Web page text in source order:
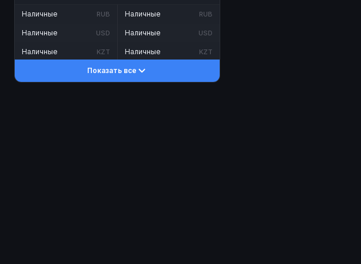
Наличные RUB
Наличные USD
Наличные KZT
Наличные RUB
Наличные USD
Наличные KZT
Показать все